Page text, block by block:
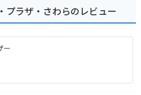
プラザ・さわらのレビュー
ー